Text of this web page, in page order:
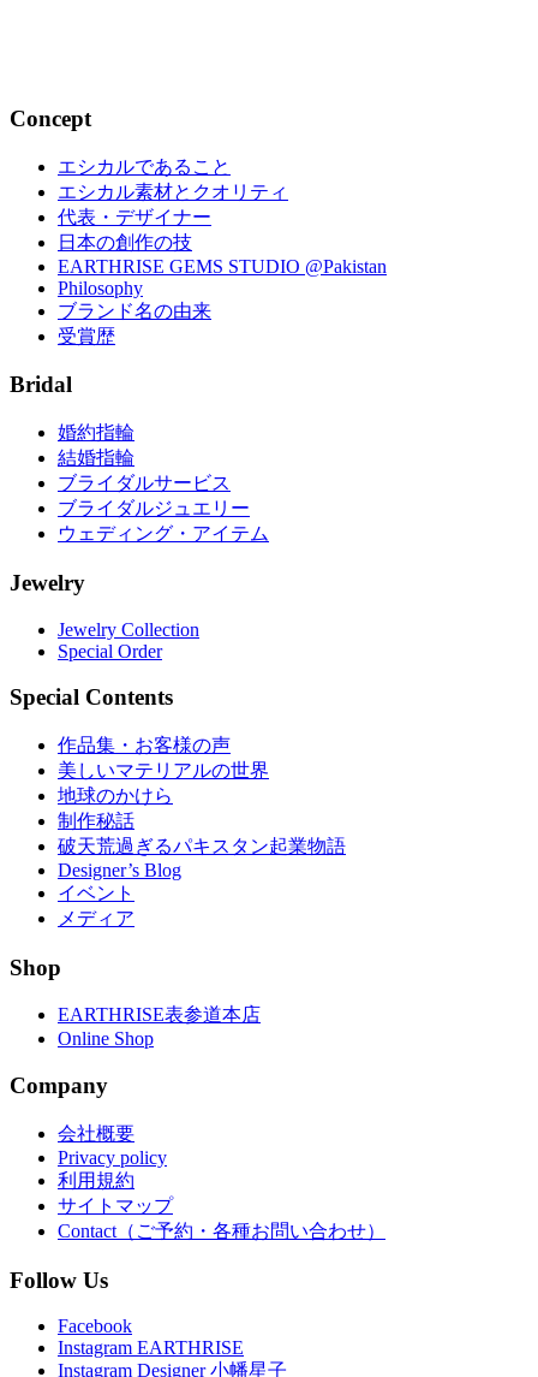
Concept
エシカルであること
エシカル素材とクオリティ
代表・デザイナー
日本の創作の技
EARTHRISE GEMS STUDIO @Pakistan
Philosophy
ブランド名の由来
受賞歴
Bridal
婚約指輪
結婚指輪
ブライダルサービス
ブライダルジュエリー
ウェディング・アイテム
Jewelry
Jewelry Collection
Special Order
Special Contents
作品集・お客様の声
美しいマテリアルの世界
地球のかけら
制作秘話
破天荒過ぎるパキスタン起業物語
Designer’s Blog
イベント
メディア
Shop
EARTHRISE表参道本店
Online Shop
Company
会社概要
Privacy policy
利用規約
サイトマップ
Contact（ご予約・各種お問い合わせ）
Follow Us
Facebook
Instagram EARTHRISE
Instagram Designer 小幡星子